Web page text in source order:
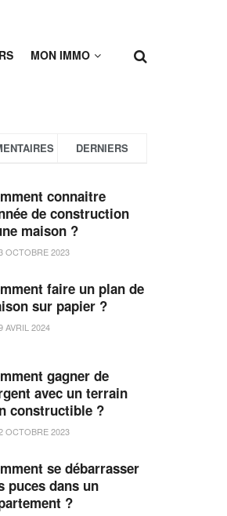
MON IMMO
DERNIERS
connaitre
de construction
maison ?
OCTOBRE 2023
faire un plan de
sur papier ?
AVRIL 2024
gagner de
avec un terrain
constructible ?
OCTOBRE 2023
se débarrasser
puces dans un
?